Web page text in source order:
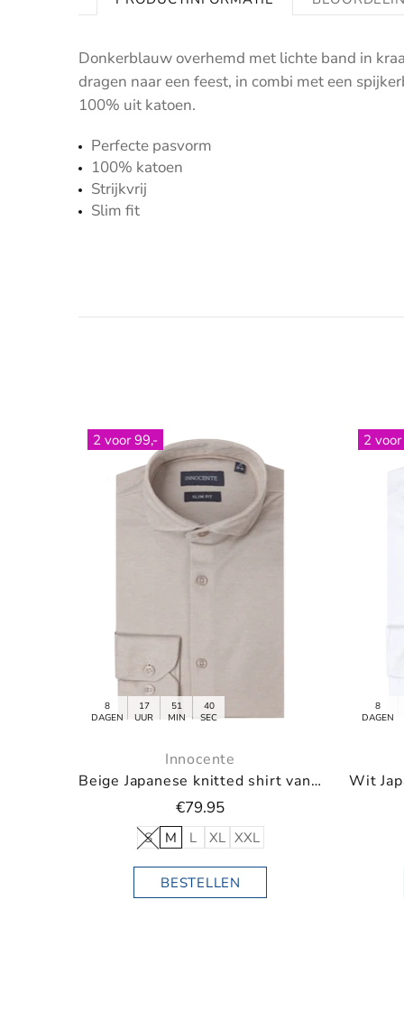
Donkerblauw overhemd met lichte band in
dragen naar een feest, in combi met een
100% uit katoen.
Perfecte pasvorm
100% katoen
Strijkvrij
Slim fit
2 voor 99,-
8
DAGEN
17
UUR
51
MIN
40
SEC
Innocente
Off white pullover met V-neck
€79.95
S M L XL XXL
BESTELLEN